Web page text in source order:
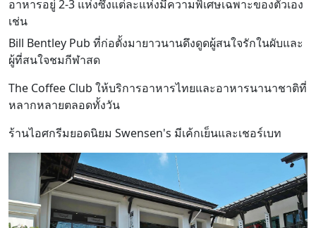
อาหารอยู่ 2-3 แห่งซึ่งแต่ละแห่งมีความพิเศษเฉพาะของตัวเอง
เช่น
Bill Bentley Pub ที่ก่อตั้งมายาวนานดึงดูดผู้สนใจรักในผับและ
ผู้ที่สนใจชมกีฬาสด
The Coffee Club ให้บริการอาหารไทยและอาหารนานาชาติที่
หลากหลายตลอดทั้งวัน
ร้านไอศกรีมยอดนิยม Swensen's มีเค้กเย็นและเชอร์เบท